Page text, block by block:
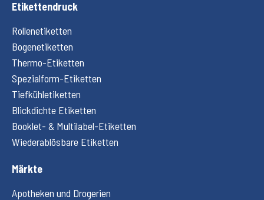
Etikettendruck
Rollenetiketten
Bogenetiketten
Thermo-Etiketten
Spezialform-Etiketten
Tiefkühletiketten
Blickdichte Etiketten
Booklet- & Multilabel-Etiketten
Wiederablösbare Etiketten
Märkte
Apotheken und Drogerien